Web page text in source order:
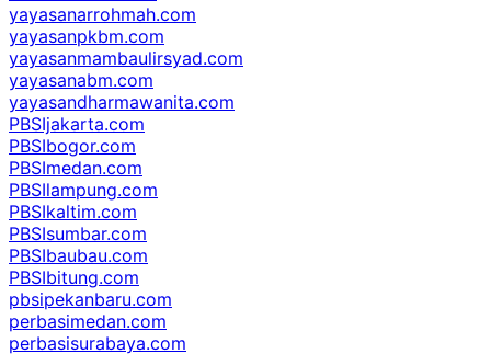
yayasanarrohmah.com
yayasanpkbm.com
yayasanmambaulirsyad.com
yayasanabm.com
yayasandharmawanita.com
PBSIjakarta.com
PBSIbogor.com
PBSImedan.com
PBSIlampung.com
PBSIkaltim.com
PBSIsumbar.com
PBSIbaubau.com
PBSIbitung.com
pbsipekanbaru.com
perbasimedan.com
perbasisurabaya.com